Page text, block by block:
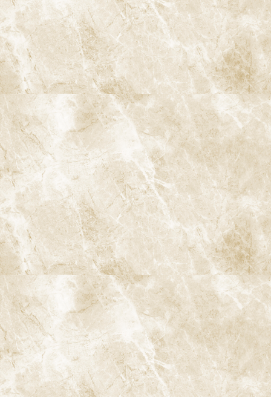
〒166-0004 東京都杉並区阿佐谷南3-37-14 第二北原ビル3階
JR中央線(快速)「阿佐ケ谷駅」徒歩0分 / JR中央/総武線「阿佐ケ
谷駅」徒歩0分 / 東京メトロ丸ノ内線「南阿佐ケ谷駅」徒歩8分
TEL：03-6915-1315
診療時間 月 火 水 木 金 土
日
9:00-13:00
▲ ● ● ● ●
★
14:00-18:00
● ▲ ● ● ● ● ★
★…ご予約状況により診療を行わせて頂きます。
※休診日：火曜（9月より月2回）・日曜・祝日
▲…2025年9月より第2火曜日、第4火曜日は診療日となりま